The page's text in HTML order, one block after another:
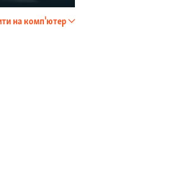
на комп'ютер